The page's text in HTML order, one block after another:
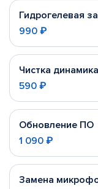
Гидрогелевая
990 ₽
Чистка
590 ₽
Обновление ПО
1 090 ₽
Замена